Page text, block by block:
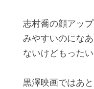
志村喬の顔アッ
みやすいのにな
ないけどもったい
黒澤映画ではあ